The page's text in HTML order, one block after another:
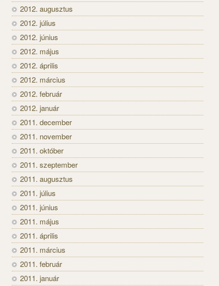
2012. augusztus
2012. július
2012. június
2012. május
2012. április
2012. március
2012. február
2012. január
2011. december
2011. november
2011. október
2011. szeptember
2011. augusztus
2011. július
2011. június
2011. május
2011. április
2011. március
2011. február
2011. január